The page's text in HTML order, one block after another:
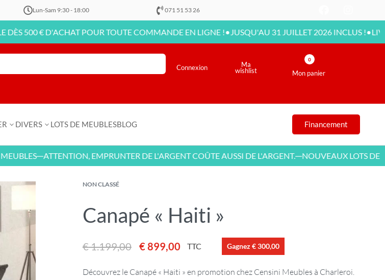
Lun-Sam 9:30 - 18:00 071 51 53 26
€ D'ACHAT POUR TOUTE COMMANDE EN LIGNE !•JUSQU'AU 31 JUILLET 2026 INCLUS !•LIVRAISON
Connexion Ma
wishlist Mon panier
0
DIVERS LOTS DE MEUBLESBLOG Financement
—ATTENTION, EMPRUNTER DE L'ARGENT COÛTE AUSSI DE L'ARGENT.—NOUVEAUX LOTS DE
NON CLASSÉ
Canapé « Haiti »
€1.199,00 €899,00 TTC Gagnez € 300,00
Découvrez le Canapé « Haiti » en promotion chez Censini Meubles à Charleroi.